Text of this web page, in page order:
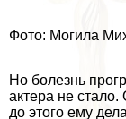
Фото: Могила
Но болезнь
актера не
до этого ему